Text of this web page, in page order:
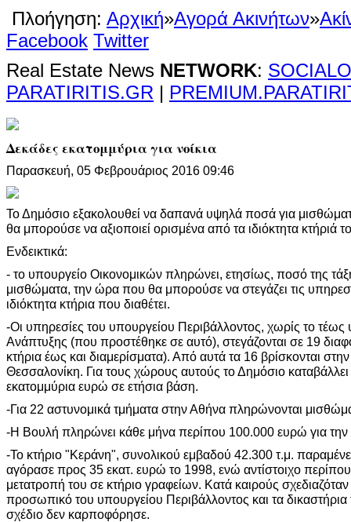
Πλοήγηση: Αρχική»Αγορά Ακινήτων»
Facebook Twitter
Real Estate News NETWORK:
PARATIRITIS.GR |
Δεκάδες εκατομμύρια για νοίκια
Παρασκευή, 05 Φεβρουάριος 2016 09:46
Το Δημόσιο εξακολουθεί να δαπανά υψηλά ποσά για
θα μπορούσε να αξιοποιεί ορισμένα από τα ιδιόκτητα κτήριά
Ενδεικτικά:
- το υπουργείο Οικονομικών πληρώνει, ετησίως, ποσό της
μισθώματα, την ώρα που θα μπορούσε να στεγάζει τις
ιδιόκτητα κτήρια που διαθέτει.
-Οι υπηρεσίες του υπουργείου Περιβάλλοντος, χωρίς το τέως
Ανάπτυξης (που προστέθηκε σε αυτό), στεγάζονται σε 19
κτήρια έως και διαμερίσματα). Από αυτά τα 16 βρίσκονται
Θεσσαλονίκη. Για τους χώρους αυτούς το Δημόσιο
εκατομμύρια ευρώ σε ετήσια βάση.
-Για 22 αστυνομικά τμήματα στην Αθήνα πληρώνονται
-Η Βουλή πληρώνει κάθε μήνα περίπου 100.000 ευρώ για
-Το κτήριο "Κεράνη", συνολικού εμβαδού 42.300 τ.μ.
αγόρασε προς 35 εκατ. ευρώ το 1998, ενώ αντίστοιχο
μετατροπή του σε κτήριο γραφείων. Κατά καιρούς
προσωπικό του υπουργείου Περιβάλλοντος και τα
σχέδιο δεν καρποφόρησε.